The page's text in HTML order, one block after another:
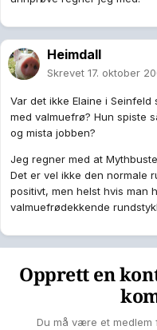
Heimdall
Skrevet 17. oktober
Var det ikke Elaine i
med valmuefrø? Hun spiste
og mista jobben?
Jeg regner med at
Det er vel ikke den normale
positivt, men helst hvis man
valmuefrødekkende
Opprett en
Du må være et medlem